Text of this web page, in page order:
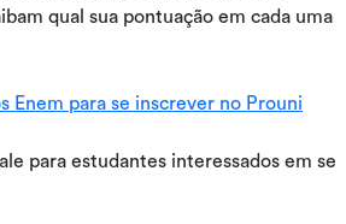
qual sua pontuação em cada uma
Enem para se inscrever no Prouni
para estudantes interessados em se